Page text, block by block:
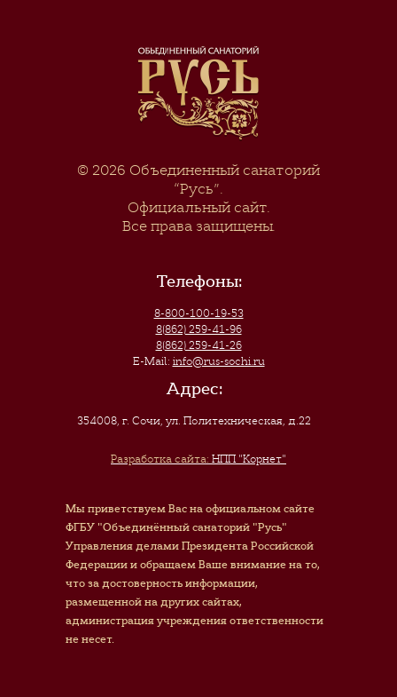
© 2026 Объединенный санаторий
“Русь”.
Официальный сайт.
Все права защищены.
Телефоны:
8-800-100-19-53
8(862) 259-41-96
8(862) 259-41-26
E-Mail: info@rus-sochi.ru
Адрес:
354008, г. Сочи,ул. Политехническая, д.22
Разработка сайта: НПП "Корнет"
Мы приветствуем Вас на официальном сайте
ФГБУ "Объединённый санаторий "Русь"
Управления делами Президента Российской
Федерации и обращаем Ваше внимание на то,
что за достоверность информации,
размещенной на других сайтах,
администрация учреждения ответственности
не несет.